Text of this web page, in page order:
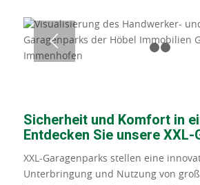
Sicherheit und Komfort in
Entdecken Sie unsere
XXL-Garagenparks stellen eine
Unterbringung und Nutzung von